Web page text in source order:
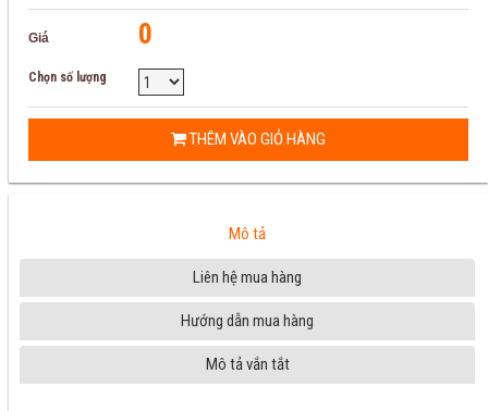
Giá 0
Chọn số lượng
THÊM VÀO GIỎ HÀNG
Mô tả
Liên hệ mua hàng
Hướng dẫn mua hàng
Mô tả vắn tắt